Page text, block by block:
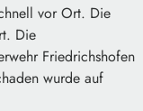
vor Ort. Die
Die
Friedrichshofen
wurde auf